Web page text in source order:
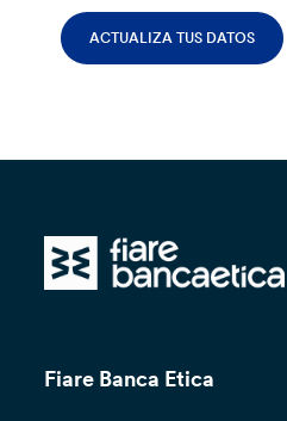
ACTUALIZA TUS DATOS
Fiare Banca Etica